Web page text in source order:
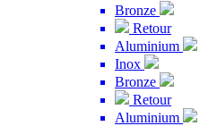
Bronze
Retour
Aluminium
Inox
Bronze
Retour
Aluminium